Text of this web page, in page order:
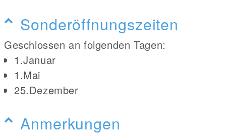
Sonderöffnungszeiten
Geschlossen an folgenden Tagen:
1.Januar
1.Mai
25.Dezember
Anmerkungen